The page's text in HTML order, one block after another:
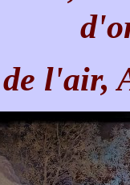
l'air,